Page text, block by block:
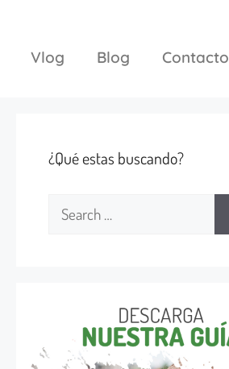
Vlog Blog Contacto
¿Qué estas buscando?